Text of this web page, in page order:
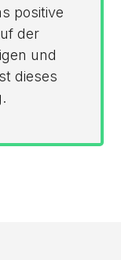
positive
der
und
dieses